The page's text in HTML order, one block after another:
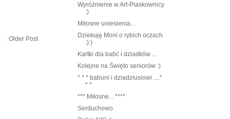
Older Post
Wyróżnienie w Art-Piaskownicy
:)
Miłosne uniesienia...
Dziekuję Moni o rybich oczach
:):)
Kartki dla babć i dziadków ...
Kolejne na Święto seniorów :)
* * * babuni i dziadziusiowi ....*
* *
*** Miłosne... ****
Serduchowo